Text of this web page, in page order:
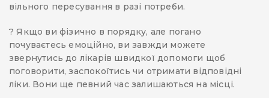
вільного пересування в разі потреби.
? Якщо ви фізично в порядку, але погано
почуваєтесь емоційно, ви завжди можете
звернутись до лікарів швидкої допомоги щоб
поговорити, заспокоїтись чи отримати відповідні
ліки. Вони ще певний час залишаються на місці.